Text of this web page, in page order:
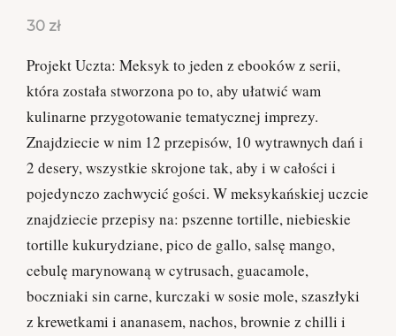
30 zł
Projekt Uczta: Meksyk to jeden z ebooków z serii,
która została stworzona po to, aby ułatwić wam
kulinarne przygotowanie tematycznej imprezy.
Znajdziecie w nim 12 przepisów, 10 wytrawnych dań i
2 desery, wszystkie skrojone tak, aby i w całości i
pojedynczo zachwycić gości. W meksykańskiej uczcie
znajdziecie przepisy na: pszenne tortille, niebieskie
tortille kukurydziane, pico de gallo, salsę mango,
cebulę marynowaną w cytrusach, guacamole,
boczniaki sin carne, kurczaki w sosie mole, szaszłyki
z krewetkami i ananasem, nachos, brownie z chilli i